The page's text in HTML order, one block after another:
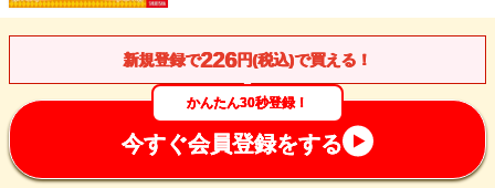
新規登録で226円(税込)で買える！
かんたん30秒登録！
今すぐ会員登録をする